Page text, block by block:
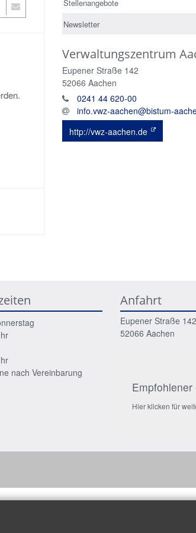
Stellenangebote
Newsletter
Verwaltungszentrum
Eupener Straße 142
52066 Aachen
0241 44 620-00
info.vwz-aachen@bistum-
http://vwz-aachen.de
nach Vereinbarung
Anfahrt
Eupener Straße 142
52066 Aachen
Hier klicken für